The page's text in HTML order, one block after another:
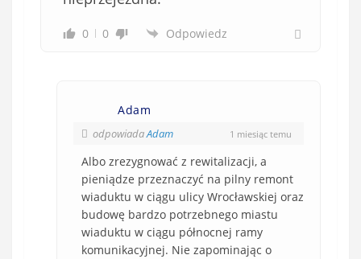
0 0 Odpowiedz
Adam
odpowiadaAdam 1 miesiąc temu
Albo zrezygnować z rewitalizacji, a
pieniądze przeznaczyć na pilny remont
wiaduktu w ciągu ulicy Wrocławskiej oraz
budowę bardzo potrzebnego miastu
wiaduktu w ciągu północnej ramy
komunikacyjnej. Nie zapominając o